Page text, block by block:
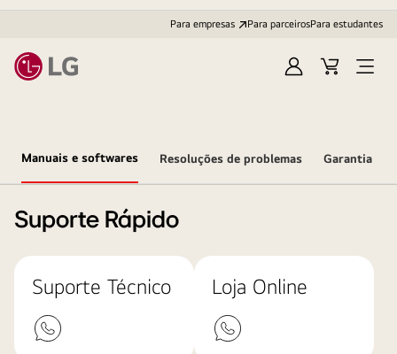
Para empresas Para parceirosPara estudantes
EntrarCarrinhoOpen
Manuais e softwares Resoluções de problemas Garantia
Suporte Rápido
Suporte Técnico Loja Online